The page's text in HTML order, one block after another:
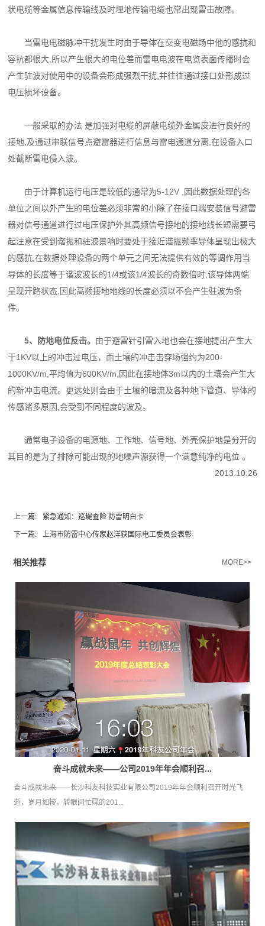
状电缆等金属信息传输线及时埋地传输电缆也常出现雷击故障。
当雷电电磁脉冲干扰发生时由于导体在交变电磁场中他的感抗和
容抗都很大,所以产生很大的电位差而雷电电波在电览表面传播时会
产生驻波对使用中的设备会形成强烈干扰,并往往通过接口处形成过
电压损坏设备。
一般采取的办法 是加强对电缆的屏蔽电缆外金属皮进行良好的
接地,及通过串联信号点避雷器进行信息与雷电通道分离,在设备入口
处截断雷电侵入波。
由于计算机运行电压是较低的通常为5-12V ,因此数据处理的各
单位之间以外产生的电位差必须非常的小除了在接口端安装信号避雷
器对信号通道进行过电压保护外其高频信号接地的接地线长短需要弓
起注意在受到谐振和驻波景响时要处于接近谐振频率导体呈现出极大
的感抗,在数据处理设备的两个单元之间无法提供有效的等调作用当
导体的长度等于谐波波长的1/4或该1/4波长的奇数倍时,该导体两端
呈现开路状态,因此高频接地地线的长度必须以不会产生驻波为条
件。
5、防地电位反击。 由于避雷针引雷入地也会在接地提出产生大
于1KV以上的冲击过电压，而土壤的冲击击穿场强约为200-
1000KV/m,平均值为600KV/m,因此在接地体3m以内的土壤会产生大
的新冲击电流。更远处则会由于土壤的暗流及各种地下管道、导体的
传感诸多原因,会受到不同程度的波及。
通常电子设备的电源地、工作地、信号地、外壳保护地是分开的
其目的是为了排除可能出现的地噪声源获得一个满意纯净的电位 。
2013.10.26
上一篇: 紧急通知：巡堤查险 防雷明白卡
下一篇: 上海市防雷中心传家赵洋获国际电工委员会表彰
相关推荐 MORE>>
奋斗成就未来——公司2019年年会顺利召...
奋斗成就未来——长沙科友科技实业有限公司2019年年会顺利召开时光飞
逝，岁月如梭，转眼间忙碌的201...